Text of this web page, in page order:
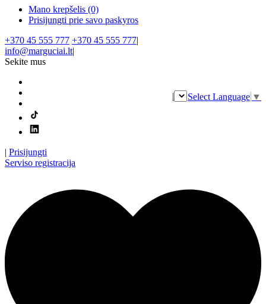
Mano krepšelis (0)
Prisijungti prie savo paskyros
+370 45 555 777 +370 45 555 777|
info@marguciai.lt|
Sekite mus
| Prisijungti
| Select Language ▼
Serviso registracija